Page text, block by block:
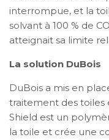
interrompue, et la
solvant à 100 % de
atteignait sa limite
La solution DuBois
DuBois a mis en
traitement des toiles
Shield est un
la toile et crée une